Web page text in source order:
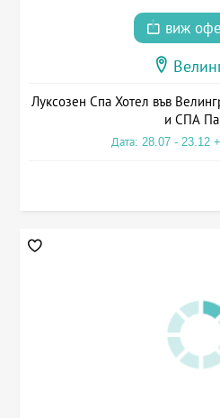
виж
Луксозен Спа Хотел във
и СПА
Дата: 28.07 - 23.12